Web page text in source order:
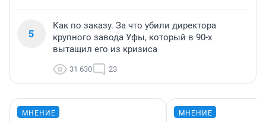
5
Как по заказу. За что убили директора
крупного завода Уфы, который в 90-х
вытащил его из кризиса
31 630 23
МНЕНИЕ МНЕНИЕ